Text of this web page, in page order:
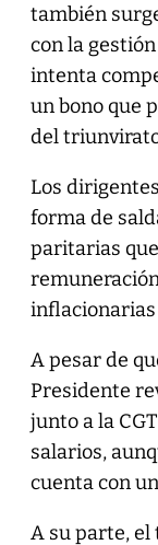
también
con la
intenta
un bono que
del
Los
forma de
paritarias
A pesar de
Presidente
junto a la
salarios,
cuenta con
A su parte,